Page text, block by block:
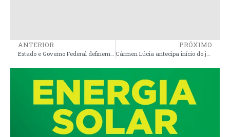
ANTERIOR
Estado e Governo Federal definem parceria para a requalificação da MA-014
PRÓXIMO
Cármen Lúcia antecipa início do julgamento do processo de eleição da Alema